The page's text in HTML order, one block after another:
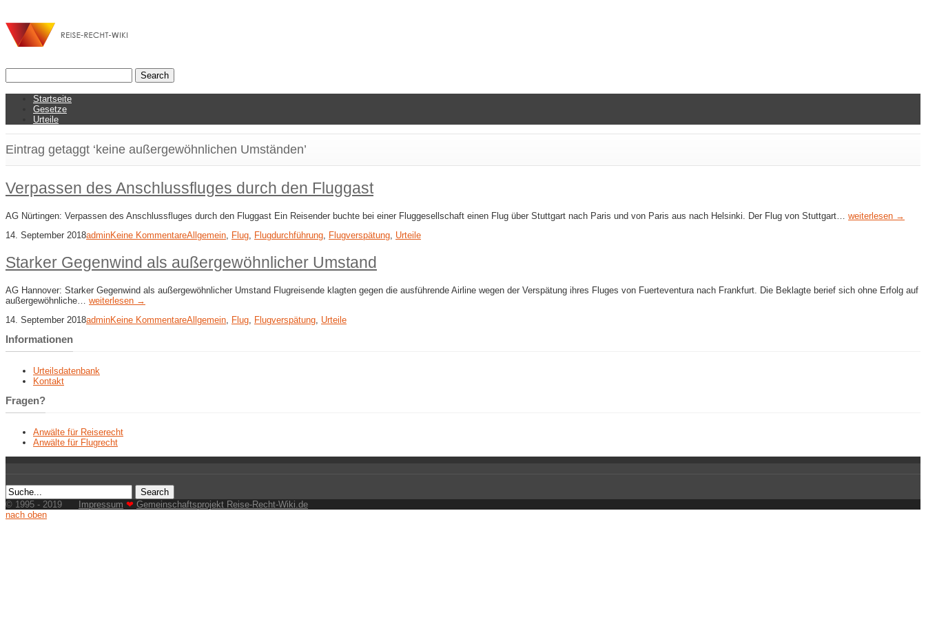
Startseite
Gesetze
Urteile
Eintrag getaggt ‘keine außergewöhnlichen Umständen’
Verpassen des Anschlussfluges durch den Fluggast
AG Nürtingen: Verpassen des Anschlussfluges durch den Fluggast Ein Reisender buchte bei einer Fluggesellschaft einen Flug über Stuttgart nach Paris und von Paris aus nach Helsinki. Der Flug von Stuttgart… weiterlesen →
14. September 2018adminKeine KommentareAllgemein, Flug, Flugdurchführung, Flugverspätung, Urteile
Starker Gegenwind als außergewöhnlicher Umstand
AG Hannover: Starker Gegenwind als außergewöhnlicher Umstand Flugreisende klagten gegen die ausführende Airline wegen der Verspätung ihres Fluges von Fuerteventura nach Frankfurt. Die Beklagte berief sich ohne Erfolg auf
außergewöhnliche… weiterlesen →
14. September 2018adminKeine KommentareAllgemein, Flug, Flugverspätung, Urteile
Informationen
Urteilsdatenbank
Kontakt
Fragen?
Anwälte für Reiserecht
Anwälte für Flugrecht
© 1995 - 2019 Impressum ❤ Gemeinschaftsprojekt Reise-Recht-Wiki.de
nach oben